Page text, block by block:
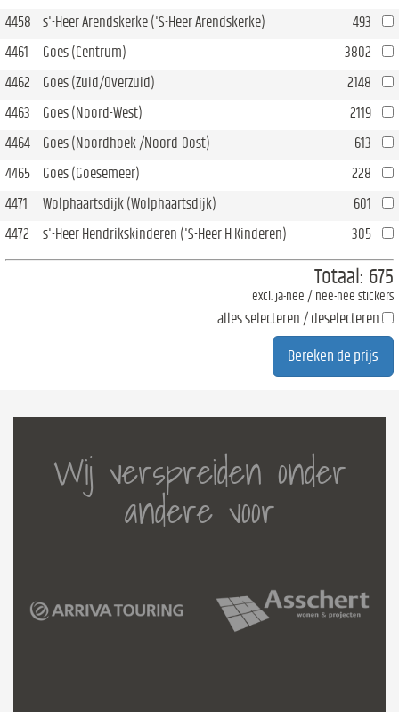
4458
s'-Heer Arendskerke ('S-Heer Arendskerke)
493
4461
Goes (Centrum)
3802
4462
Goes (Zuid/Overzuid)
2148
4463
Goes (Noord-West)
2119
4464
Goes (Noordhoek /Noord-Oost)
613
4465
Goes (Goesemeer)
228
4471
Wolphaartsdijk (Wolphaartsdijk)
601
4472
s'-Heer Hendrikskinderen ('S-Heer H Kinderen) 305
Totaal: 675
excl. ja-nee / nee-nee stickers
alles selecteren / deselecteren
Wij verspreiden onder
andere voor